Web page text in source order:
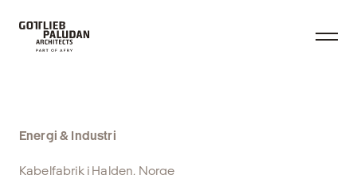
Energi & Industri
Kabelfabrik i Halden, Norge